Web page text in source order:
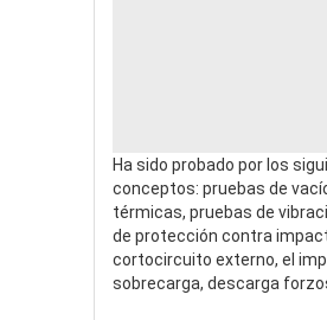
Ha sido probado por los
conceptos: pruebas de
térmicas, pruebas de
de protección contra
cortocircuito externo, el
sobrecarga, descarga